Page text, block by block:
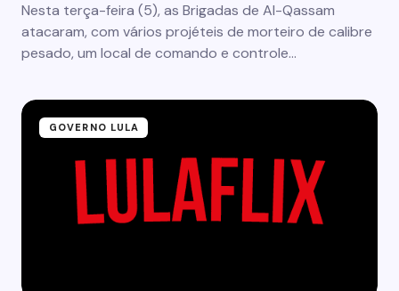
Nesta terça-feira (5), as Brigadas de Al-Qassam
atacaram, com vários projéteis de morteiro de calibre
pesado, um local de comando e controle…
GOVERNO LULA